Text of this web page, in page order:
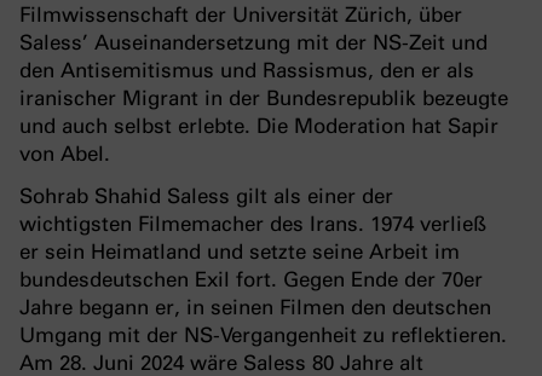
Filmwissenschaft der Universität Zürich, über
Saless’ Auseinandersetzung mit der NS-Zeit und
den Antisemitismus und Rassismus, den er als
iranischer Migrant in der Bundesrepublik bezeugte
und auch selbst erlebte. Die Moderation hat Sapir
von Abel.
Sohrab Shahid Saless gilt als einer der
wichtigsten Filmemacher des Irans. 1974 verließ
er sein Heimatland und setzte seine Arbeit im
bundesdeutschen Exil fort. Gegen Ende der 70er
Jahre begann er, in seinen Filmen den deutschen
Umgang mit der NS-Vergangenheit zu reflektieren.
Am 28. Juni 2024 wäre Saless 80 Jahre alt